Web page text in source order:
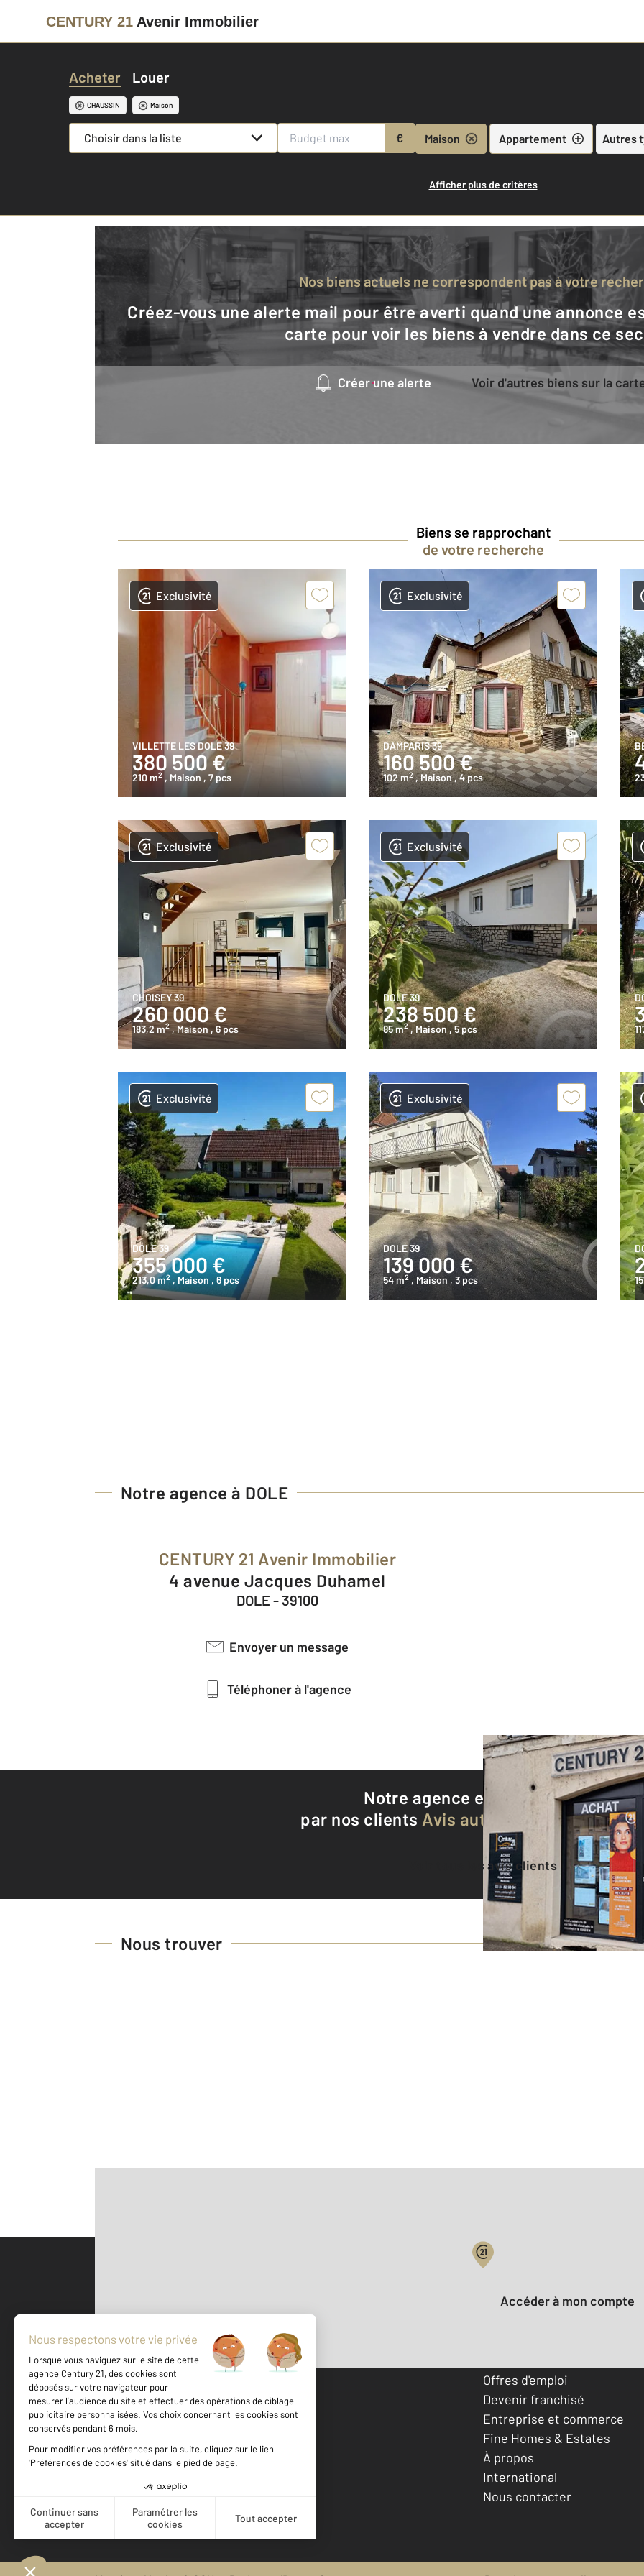
CENTURY 21 Avenir Immobilier
Acheter Louer
CHAUSSIN Maison
Choisir dans la liste € Maison Appartement Autres
Afficher plus de critères
Nos biens actuels ne correspondent pas à votre
Créez-vous une alerte mail pour être averti quand une annonce est en ligne et consultez la
carte pour voir les biens à vendre dans ce
Créer une alerte Voir d'autres biens sur la
Biens se rapprochant
de votre recherche
Exclusivité
VILLETTE LES DOLE 39
380 500 €
210 m2 , Maison , 7 pcs
Exclusivité
DAMPARIS 39
160 500 €
102 m2 , Maison, 4 pcs
Exclusivité
CHOISEY 39
260 000 €
183,2 m2 , Maison , 6 pcs
Exclusivité
DOLE 39
238 500 €
85 m2 , Maison , 5 pcs
Exclusivité
DOLE 39
355 000 €
213,0 m2 , Maison , 6 pcs
Exclusivité
DOLE 39
139 000 €
54 m2 , Maison , 3 pcs
Notre agence à DOLE
CENTURY 21 Avenir Immobilier
4 avenue Jacques Duhamel
DOLE - 39100
Envoyer un message
Téléphoner à l'agence
Notre agence est notée9,0/10
par nos clients Avis authentifiés par
Voir tous les avis clients
Nous trouver
500 m ©Mappy
Votre compte :
Accéder à mon compte
Votre agence est notée
Achat
Location
Offres d'emploi
Devenir franchisé
Entreprise et commerce
Fine Homes & Estates
À propos
International
Nous contacter